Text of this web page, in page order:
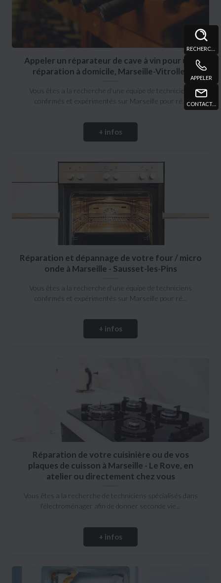
APPELER
CONTACT@DTPMARSEILLE.FR
Appeler un réparateur de cave à vin pour une
réparation à domicile, Marseille-Vitrolles
Vous êtes a la recherche d'une équipe de techniciens
confirmés et expérimentés sur Marseille pour ré...
+ infos
Réparation et dépannage de votre four / micro
onde à Marseille - Sausset-les-Pins
Vous êtes a la recherche d'une équipe de techniciens
confirmés et expérimentés sur Marseille pour ré...
+ infos
Réparation de votre cuisinière ou de vos
plaques de cuisson à Marseille - Le Rove, en
atelier ou directement chez vous
Vous êtes a la recherche de techniciens spécialisés dans
l'électroménager afin de donner seconde vie...
+ infos